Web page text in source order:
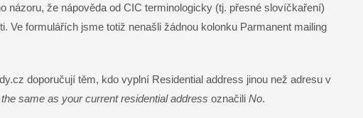
názoru, že nápověda od CIC terminologicky (tj. přesné slovíčkaření)
Ve formulářích jsme totiž nenašli žádnou kolonku Parmanent mailing
doporučují těm, kdo vyplní Residential address jinou než adresu v
same as your current residential address označili No.